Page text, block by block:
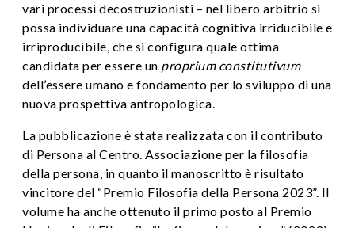
vari processi decostruzionisti – nel libero arbitrio si
possa individuare una capacità cognitiva irriducibile e
irriproducibile, che si configura quale ottima
candidata per essere un proprium constitutivum
dell’essere umano e fondamento per lo sviluppo di una
nuova prospettiva antropologica.
La pubblicazione è stata realizzata con il contributo
di Persona al Centro. Associazione per la filosofia
della persona, in quanto il manoscritto è risultato
vincitore del “Premio Filosofia della Persona 2023”. Il
volume ha anche ottenuto il primo posto al Premio